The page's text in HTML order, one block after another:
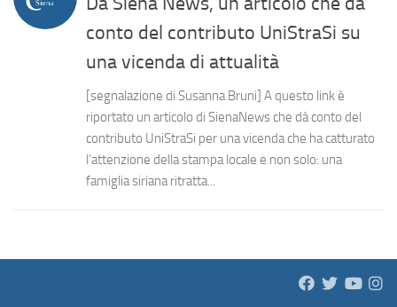
conto del contributo UniStraSi su
una vicenda di attualità
[segnalazione di Susanna Bruni] A questo link è
riportato un articolo di SienaNews che dà conto del
contributo UniStraSi per una vicenda che ha catturato
l’attenzione della stampa locale e non solo: una
famiglia siriana ritratta...